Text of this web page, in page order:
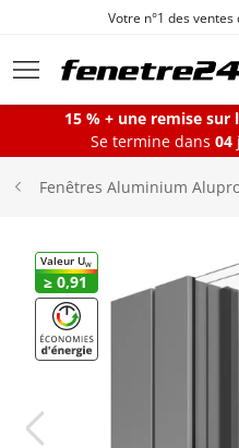
Aller au
Fenêtres
15 % + une remise
Se termine dans 04
Fenêtres Aluminium
Valeur UW
≥ 0,91